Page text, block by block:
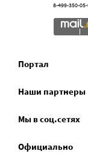
8-499-350-
Портал
Наши партнеры
Мы в соц.сетях
Официально